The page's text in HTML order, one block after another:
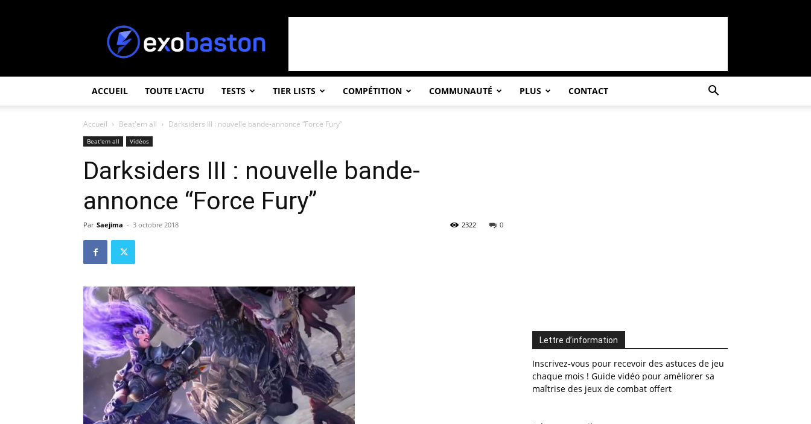
ACCUEIL TOUTE L’ACTU TESTS TIER LISTS COMPÉTITION COMMUNAUTÉ PLUS CONTACT
Accueil Beat'em all Darksiders III : nouvelle bande-annonce “Force Fury”
Beat'em all Vidéos
Darksiders III : nouvelle bande-
annonce “Force Fury”
Par Saejima - 3 octobre 2018 0
2322
Lettre d’information
Inscrivez-vous pour recevoir des astuces de jeu
chaque mois ! Guide vidéo pour améliorer sa
maîtrise des jeux de combat offert